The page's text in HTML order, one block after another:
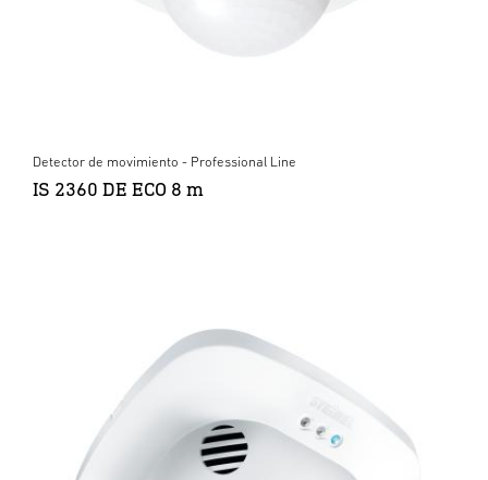
Detector de movimiento - Professional Line
IS 2360 DE ECO 8 m